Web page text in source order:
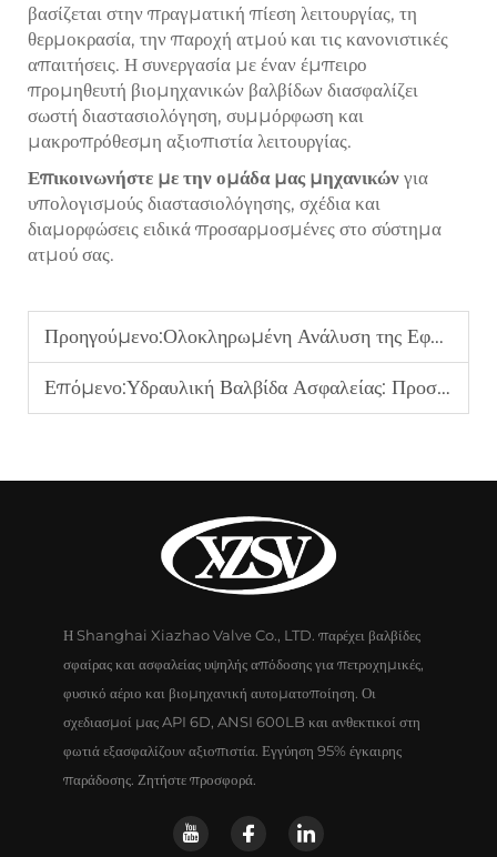
βασίζεται στην πραγματική πίεση λειτουργίας, τη
θερμοκρασία, την παροχή ατμού και τις κανονιστικές
απαιτήσεις. Η συνεργασία με έναν έμπειρο
προμηθευτή βιομηχανικών βαλβίδων διασφαλίζει
σωστή διαστασιολόγηση, συμμόρφωση και
μακροπρόθεσμη αξιοπιστία λειτουργίας.
Επικοινωνήστε με την ομάδα μας μηχανικών για
υπολογισμούς διαστασιολόγησης, σχέδια και
διαμορφώσεις ειδικά προσαρμοσμένες στο σύστημα
ατμού σας.
Προηγούμενο:Ολοκληρωμένη Ανάλυση της Εφαρμογής, Επιλογής και Απόδοσης Σπειρωτών Βαλβίδων Ασφαλείας Πλήρους Ορείχαλκου στην Ψύξη
Επόμενο:Υδραυλική Βαλβίδα Ασφαλείας: Προστασία Συστημάτων Πίεσης
Η Shanghai Xiazhao Valve Co., LTD. παρέχει βαλβίδες
σφαίρας και ασφαλείας υψηλής απόδοσης για πετροχημικές,
φυσικό αέριο και βιομηχανική αυτοματοποίηση. Οι
σχεδιασμοί μας API 6D, ANSI 600LB και ανθεκτικοί στη
φωτιά εξασφαλίζουν αξιοπιστία. Εγγύηση 95% έγκαιρης
παράδοσης. Ζητήστε προσφορά.